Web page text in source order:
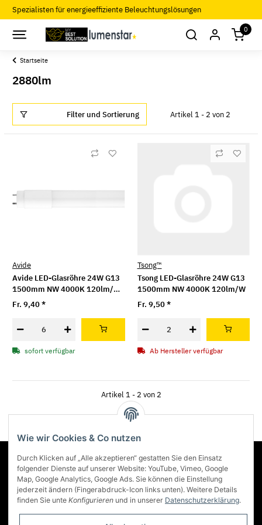
Spezialisten für energieeffiziente Beleuchtungslösungen
0
Startseite
2880lm
Filter und Sortierung Artikel 1 - 2 von 2
Avide
Avide LED-Glasröhre 24W G13
1500mm NW 4000K 120lm/W
Bulk
Fr. 9,40*
sofort verfügbar
Tsong™
Tsong LED-Glasröhre 24W G13
1500mm NW 4000K 120lm/W
Fr. 9,50*
Ab Hersteller verfügbar
Artikel 1 - 2 von 2
Über Lumenstar
Informationen
Mehr über
Wie wir Cookies & Co nutzen
Durch Klicken auf „Alle akzeptieren“ gestatten Sie den Einsatz
folgender Dienste auf unserer Website: YouTube, Vimeo, Google
Map, Google Analytics, Google Ads. Sie können die Einstellung
jederzeit ändern (Fingerabdruck-Icon links unten). Weitere Details
finden Sie unte Konfigurieren und in unserer Datenschutzerklärung.